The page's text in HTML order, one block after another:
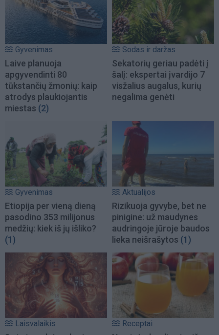
Gyvenimas
Laive planuoja
apgyvendinti 80
tūkstančių žmonių: kaip
atrodys plaukiojantis
miestas (2)
Sodas ir daržas
Sekatorių geriau padėti į
šalį: ekspertai įvardijo 7
visžalius augalus, kurių
negalima genėti
Gyvenimas
Etiopija per vieną dieną
pasodino 353 milijonus
medžių: kiek iš jų išliko?
(1)
Aktualijos
Rizikuoja gyvybe, bet ne
pinigine: už maudynes
audringoje jūroje baudos
lieka neišrašytos (1)
Laisvalaikis Receptai